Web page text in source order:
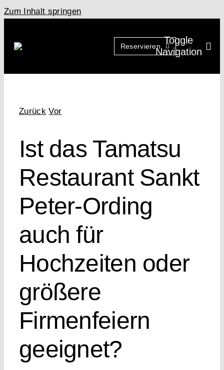
Zum Inhalt springen
Reservieren
Toggle
Navigation
Zurück Vor
Ist das Tamatsu
Restaurant Sankt
Peter-Ording
auch für
Hochzeiten oder
größere
Firmenfeiern
geeignet?